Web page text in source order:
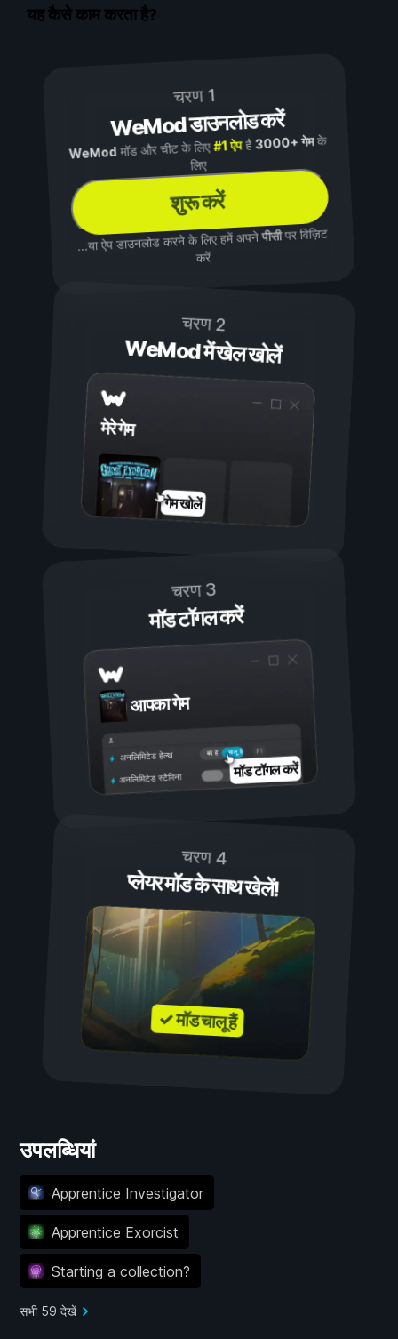
यह कैसे काम करता है?
चरण 1
WeMod डाउनलोड करें
WeMod मॉड और चीट के लिए#1 ऐपहै3000+ गेमके
लिए
शुरू करें
...या ऐप डाउनलोड करने के लिए हमें अपनेपीसीपर विज़िट
करें
चरण 2
WeMod में खेल खोलें
मेरे गेम
गेम खोलें
चरण 3
मॉड टॉगल करें
आपका गेम
चालू है
बंद है
अनलिमिटेड हेल्थ
अनलिमिटेड स्टैमिना मॉड टॉगल करें
चरण 4
प्लेयर मॉड के साथ खेलें!
✓ मॉड चालू हैं
उपलब्धियां
Apprentice Investigator
Apprentice Exorcist
Starting a collection?
सभी 59 देखें